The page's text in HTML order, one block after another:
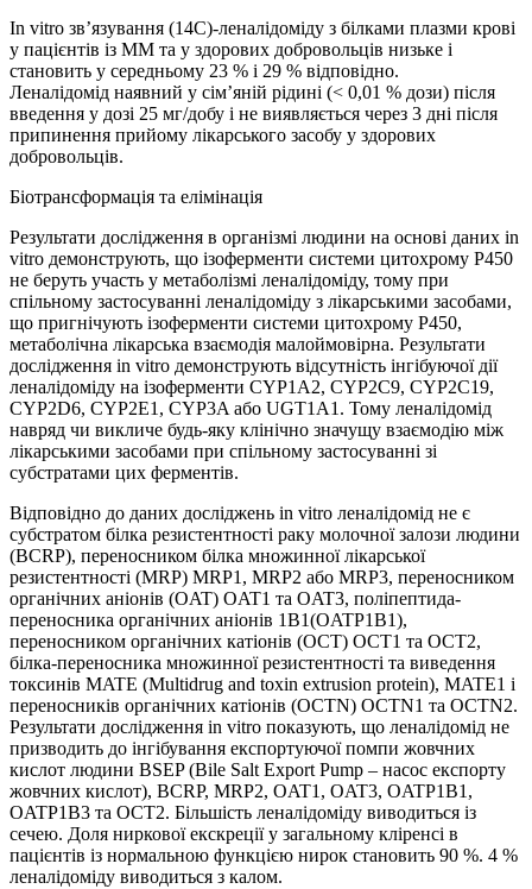
In vitro зв’язування (14С)-леналідоміду з білками плазми крові
у пацієнтів із ММ та у здорових добровольців низьке і
становить у середньому 23 % і 29 % відповідно.
Леналідомід наявний у сім’яній рідині (< 0,01 % дози) після
введення у дозі 25 мг/добу і не виявляється через 3 дні після
припинення прийому лікарського засобу у здорових
добровольців.
Біотрансформація та елімінація
Результати дослідження в організмі людини на основі даних in
vitro демонструють, що ізоферменти системи цитохрому P450
не беруть участь у метаболізмі леналідоміду, тому при
спільному застосуванні леналідоміду з лікарськими засобами,
що пригнічують ізоферменти системи цитохрому Р450,
метаболічна лікарська взаємодія малоймовірна. Результати
дослідження іn vitro демонструють відсутність інгібуючої дії
леналідоміду на ізоферменти CYP1A2, CYP2C9, CYP2C19,
CYP2D6, CYP2E1, CYP3A або UGT1A1. Тому леналідомід
навряд чи викличе будь-яку клінічно значущу взаємодію між
лікарськими засобами при спільному застосуванні зі
субстратами цих ферментів.
Відповідно до даних досліджень іn vitro леналідомід не є
субстратом білка резистентності раку молочної залози людини
(BCRP), переносником білка множинної лікарської
резистентності (MRP) MRP1, MRP2 або MRP3, переносником
органічних аніонів (OAT) OAT1 та OAT3, поліпептида-
переносника органічних аніонів 1B1(OATP1B1),
переносником органічних катіонів (OCT) OCT1 та OCT2,
білка-переносника множинної резистентності та виведення
токсинів MATE (Multidrug and toxin extrusion protein), MATE1 і
переносників органічних катіонів (OCTN) OCTN1 та OCTN2.
Результати дослідження іn vitro показують, що леналідомід не
призводить до інгібування експортуючої помпи жовчних
кислот людини BSEP (Bile Salt Export Pump – насос експорту
жовчних кислот), BCRP, MRP2, OAT1, OAT3, OATP1B1,
OATP1B3 та OCT2. Більшість леналідоміду виводиться із
сечею. Доля ниркової екскреції у загальному кліренсі в
пацієнтів із нормальною функцією нирок становить 90 %. 4 %
леналідоміду виводиться з калом.